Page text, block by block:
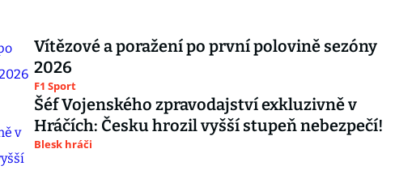
Vítězové a poražení po první polovině sezóny
2026
F1 Sport
Šéf Vojenského zpravodajství exkluzivně v
Hráčích: Česku hrozil vyšší stupeň nebezpečí!
Blesk hráči